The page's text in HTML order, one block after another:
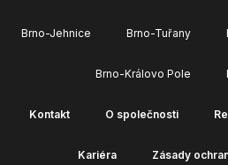
Brno-Jehnice Brno-Tuřany
Brno-Královo Pole
Kontakt O společnosti
Kariéra Zásady